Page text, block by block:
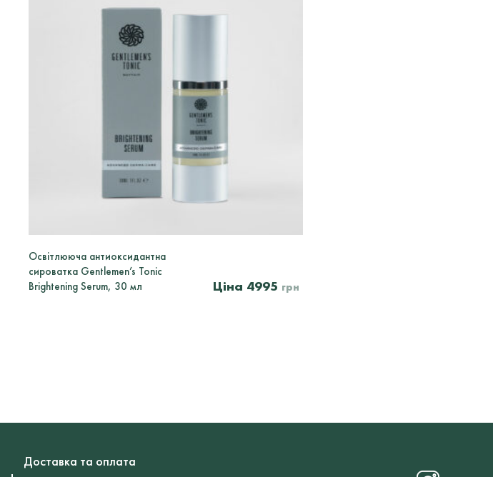
Освітлююча антиоксидантна
сироватка Gentlemen’s Tonic
Brightening Serum, 30 мл
4995 грн
Доставка та оплата